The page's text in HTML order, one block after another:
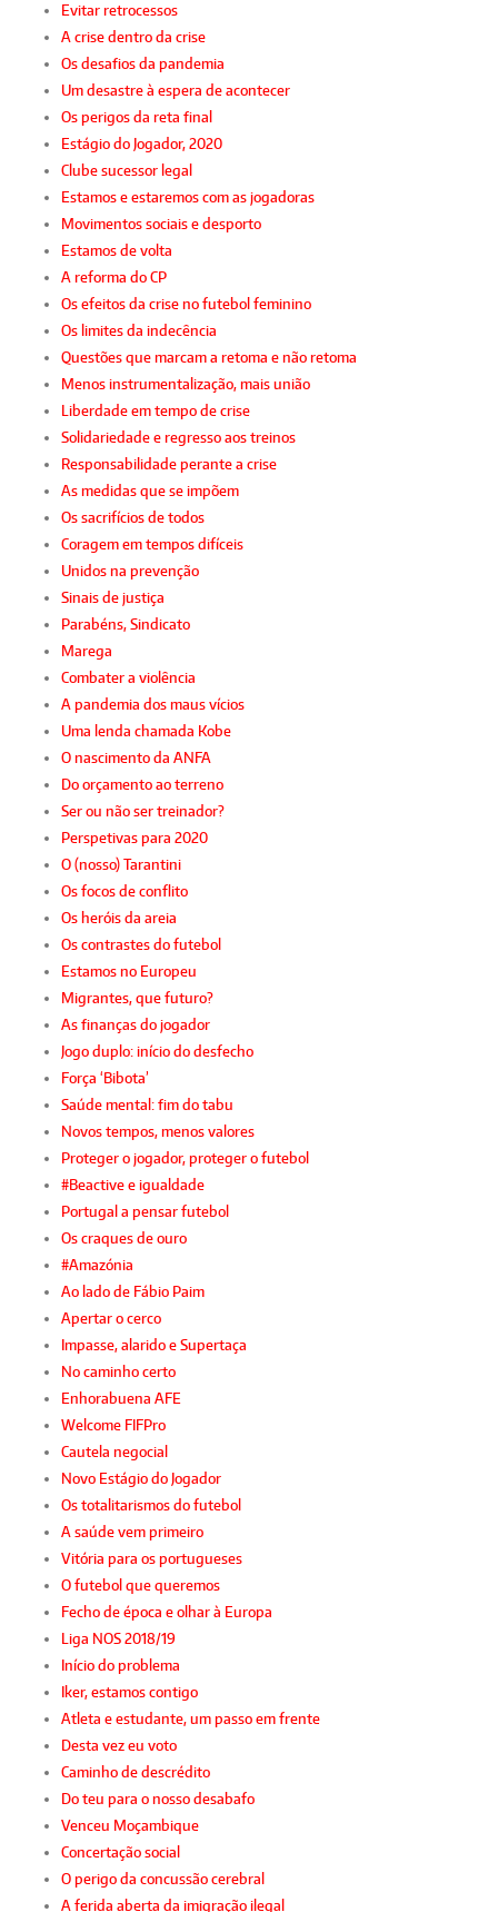
Evitar retrocessos
A crise dentro da crise
Os desafios da pandemia
Um desastre à espera de acontecer
Os perigos da reta final
Estágio do Jogador, 2020
Clube sucessor legal
Estamos e estaremos com as jogadoras
Movimentos sociais e desporto
Estamos de volta
A reforma do CP
Os efeitos da crise no futebol feminino
Os limites da indecência
Questões que marcam a retoma e não retoma
Menos instrumentalização, mais união
Liberdade em tempo de crise
Solidariedade e regresso aos treinos
Responsabilidade perante a crise
As medidas que se impõem
Os sacrifícios de todos
Coragem em tempos difíceis
Unidos na prevenção
Sinais de justiça
Parabéns, Sindicato
Marega
Combater a violência
A pandemia dos maus vícios
Uma lenda chamada Kobe
O nascimento da ANFA
Do orçamento ao terreno
Ser ou não ser treinador?
Perspetivas para 2020
O (nosso) Tarantini
Os focos de conflito
Os heróis da areia
Os contrastes do futebol
Estamos no Europeu
Migrantes, que futuro?
As finanças do jogador
Jogo duplo: início do desfecho
Força ‘Bibota’
Saúde mental: fim do tabu
Novos tempos, menos valores
Proteger o jogador, proteger o futebol
#Beactive e igualdade
Portugal a pensar futebol
Os craques de ouro
#Amazónia
Ao lado de Fábio Paim
Apertar o cerco
Impasse, alarido e Supertaça
No caminho certo
Enhorabuena AFE
Welcome FIFPro
Cautela negocial
Novo Estágio do Jogador
Os totalitarismos do futebol
A saúde vem primeiro
Vitória para os portugueses
O futebol que queremos
Fecho de época e olhar à Europa
Liga NOS 2018/19
Início do problema
Iker, estamos contigo
Atleta e estudante, um passo em frente
Desta vez eu voto
Caminho de descrédito
Do teu para o nosso desabafo
Venceu Moçambique
Concertação social
O perigo da concussão cerebral
A ferida aberta da imigração ilegal